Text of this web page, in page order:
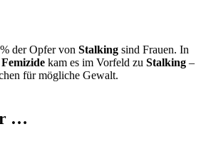
der Opfer von Stalking sind Frauen. In
Femizide kam es im Vorfeld zu Stalking –
für mögliche Gewalt.
…